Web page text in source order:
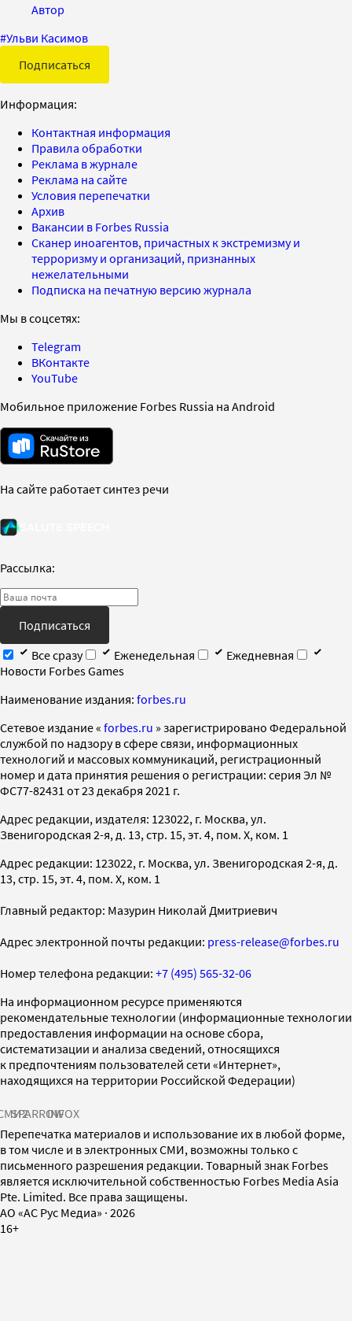
Автор
#Ульви Касимов
Подписаться
Информация:
Контактная информация
Правила обработки
Реклама в журнале
Реклама на сайте
Условия перепечатки
Архив
Вакансии в Forbes Russia
Сканер иноагентов, причастных к экстремизму и
терроризму и организаций, признанных
нежелательными
Подписка на печатную версию журнала
Мы в соцсетях:
Telegram
ВКонтакте
YouTube
Мобильное приложение Forbes Russia на Android
На сайте работает синтез речи
Рассылка:
Подписаться
Все сразу
Еженедельная
Ежедневная
Новости Forbes Games
Наименование издания: forbes.ru
Cетевое издание « forbes.ru » зарегистрировано Федеральной
службой по надзору в сфере связи, информационных
технологий и массовых коммуникаций, регистрационный
номер и дата принятия решения о регистрации: серия Эл №
ФС77-82431 от 23 декабря 2021 г.
Адрес редакции, издателя: 123022, г. Москва, ул.
Звенигородская 2-я, д. 13, стр. 15, эт. 4, пом. X, ком. 1
Адрес редакции: 123022, г. Москва, ул. Звенигородская 2-я, д.
13, стр. 15, эт. 4, пом. X, ком. 1
Главный редактор: Мазурин Николай Дмитриевич
Адрес электронной почты редакции: press-release@forbes.ru
Номер телефона редакции: +7 (495) 565-32-06
На информационном ресурсе применяются
рекомендательные технологии (информационные технологии
предоставления информации на основе сбора,
систематизации и анализа сведений, относящихся
к предпочтениям пользователей сети «Интернет»,
находящихся на территории Российской Федерации)
SPARROWINFOX
Перепечатка материалов и использование их в любой форме,
в том числе и в электронных СМИ, возможны только с
письменного разрешения редакции. Товарный знак Forbes
является исключительной собственностью Forbes Media Asia
Pte. Limited. Все права защищены.
AO «АС Рус Медиа» · 2026
16+